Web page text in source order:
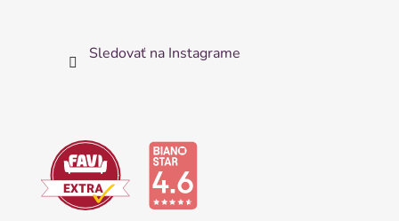
Sledovať na Instagrame